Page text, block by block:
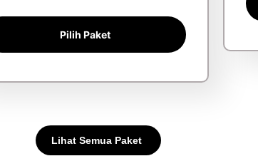
Pilih Paket
Lihat Semua Paket